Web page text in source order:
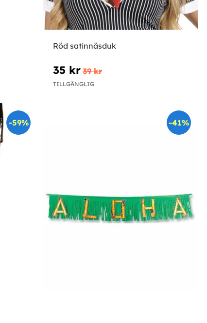
Röd satinnäsduk
35 kr 39 kr
TILLGÄNGLIG
-59% -41%